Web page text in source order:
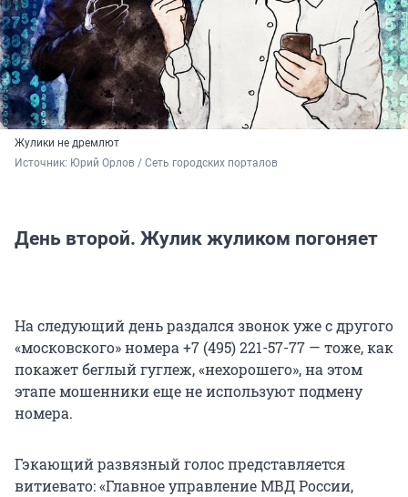
Жулики не дремлют
Источник: Юрий Орлов / Сеть городских порталов
День второй. Жулик жуликом погоняет
На следующий день раздался звонок уже с другого
«московского» номера +7 (495) 221-57-77 — тоже, как
покажет беглый гуглеж, «нехорошего», на этом
этапе мошенники еще не используют подмену
номера.
Гэкающий развязный голос представляется
витиевато: «Главное управление МВД России,